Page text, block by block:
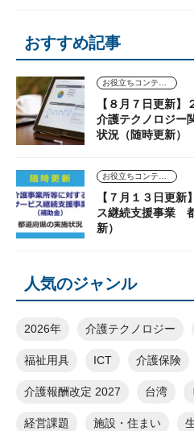
おすすめ記事
お役立ちコンテンツ
【８月７日更新
介護テクノロジー
状況（随時更新）
お役立ちコンテンツ
【７月１３日更
ス継続支援事業
新）
人気のジャンル
2026年 介護テクノロジー
福祉用具 ICT 介護保険
介護報酬改定 2027 台湾
経営課題 施設・住まい